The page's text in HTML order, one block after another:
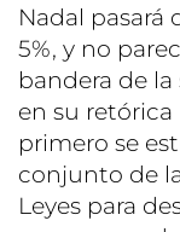
Nadal pasará
5%, y no
bandera de
en su retórica
primero se
conjunto de
Leyes para